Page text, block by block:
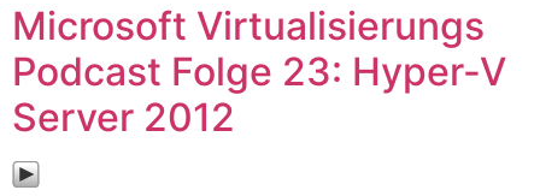
Microsoft Virtualisierungs
Podcast Folge 23: Hyper-V
Server 2012